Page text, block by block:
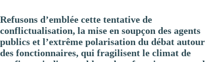
Refusons d’emblée cette tentative de
conflictualisation, la mise en soupçon des agents
publics et l’extrême polarisation du débat autour
des fonctionnaires, qui fragilisent le climat de